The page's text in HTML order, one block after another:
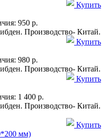
Купить
950 р.
Производство- Китай.
Купить
980 р.
Производство- Китай.
Купить
1 400 р.
Производство- Китай.
Купить
мм)